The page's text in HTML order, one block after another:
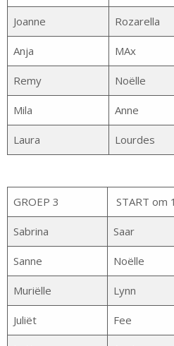
Joanne Rozarella
Anja MAx
Remy Noëlle
Mila Anne
Laura Lourdes
GROEP 3 START om
Sabrina Saar
Sanne Noëlle
Muriëlle Lynn
Juliët Fee